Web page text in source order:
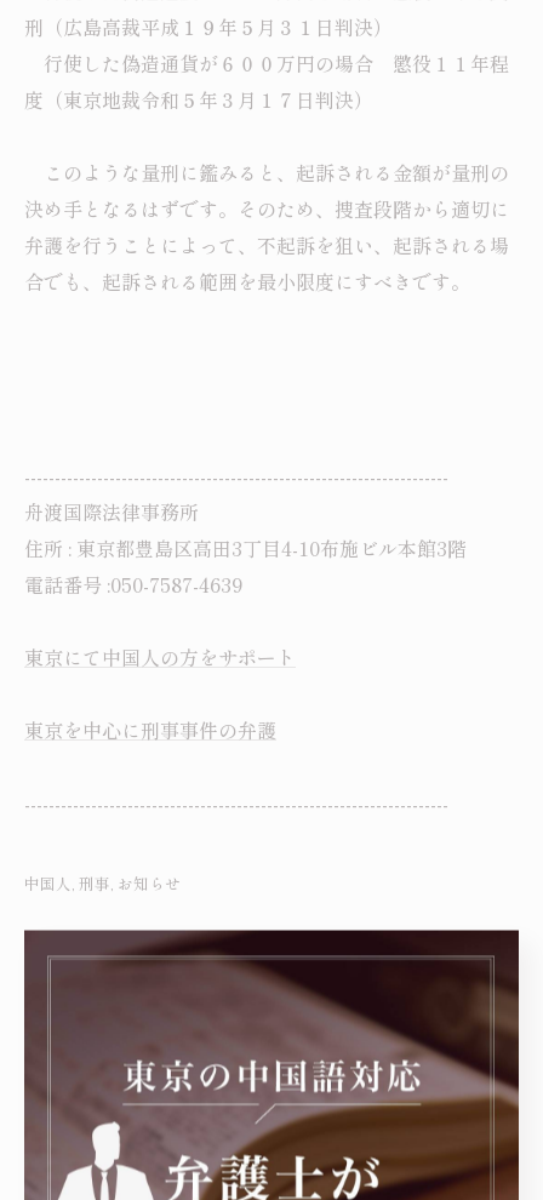
刑（広島高裁平成１９年５月３１日判決）
行使した偽造通貨が６００万円の場合 懲役１１年程
度（東京地裁令和５年３月１７日判決）
このような量刑に鑑みると、起訴される金額が量刑の
決め手となるはずです。そのため、捜査段階から適切に
弁護を行うことによって、不起訴を狙い、起訴される場
合でも、起訴される範囲を最小限度にすべきです。
----------------------------------------------------------------------
舟渡国際法律事務所
住所 : 東京都豊島区高田3丁目4-10布施ビル本館3階
電話番号 :050-7587-4639
東京にて中国人の方をサポート
東京を中心に刑事事件の弁護
----------------------------------------------------------------------
中国人 刑事 お知らせ
一覧に戻る
カテゴリー
Categories
全てのカテゴリー